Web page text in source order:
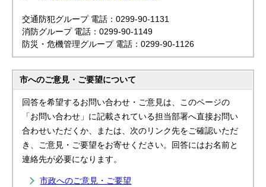
交通防犯グループ 電話：0299-90-1131
消防グループ 電話：0299-90-1149
防災・危機管理グループ 電話：0299-90-1126
市へのご意見・ご要望について
回答を希望するお問い合わせ・ご意見は、このページの
「お問い合わせ」に記載されている担当部署へ直接お問い
合わせいただくか、または、次のリンク先をご確認いただ
き、ご意見・ご要望をお寄せください。回答にはお名前と
連絡先が必要になります。
市政へのご意見・ご要望